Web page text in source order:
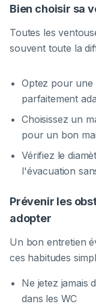
Bien choisir sa
Toutes les
souvent toute la
Optez pour une
parfaitement
Choisissez un
pour un bon
Vérifiez le
l'évacuation
Prévenir les
adopter
Un bon entretien
ces habitudes
Ne jetez jamais
dans les WC